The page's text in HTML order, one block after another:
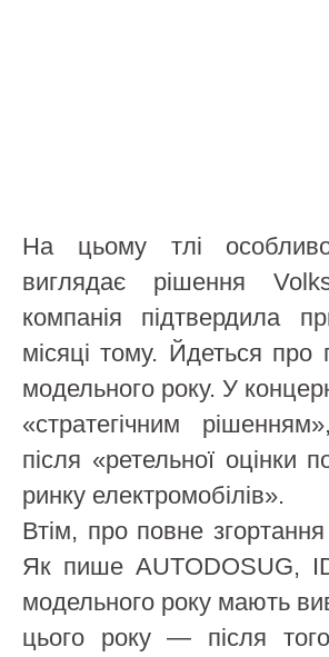
На цьому тлі
виглядає рішення
компанія підтвердила
місяці тому. Йдеться про
модельного року. У
«стратегічним
після «ретельної оцінки
ринку електромобілів».
Втім, про повне
Як пише AUTODOSUG,
модельного року мають
цього року — після